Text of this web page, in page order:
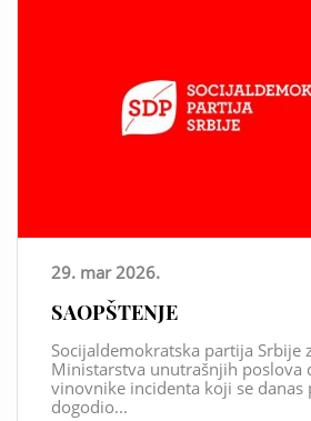
29. mar 2026.
SAOPŠTENJE
Socijaldemokratska partija Srbije
Ministarstva unutrašnjih poslova
vinovnike incidenta koji se danas
dogodio...